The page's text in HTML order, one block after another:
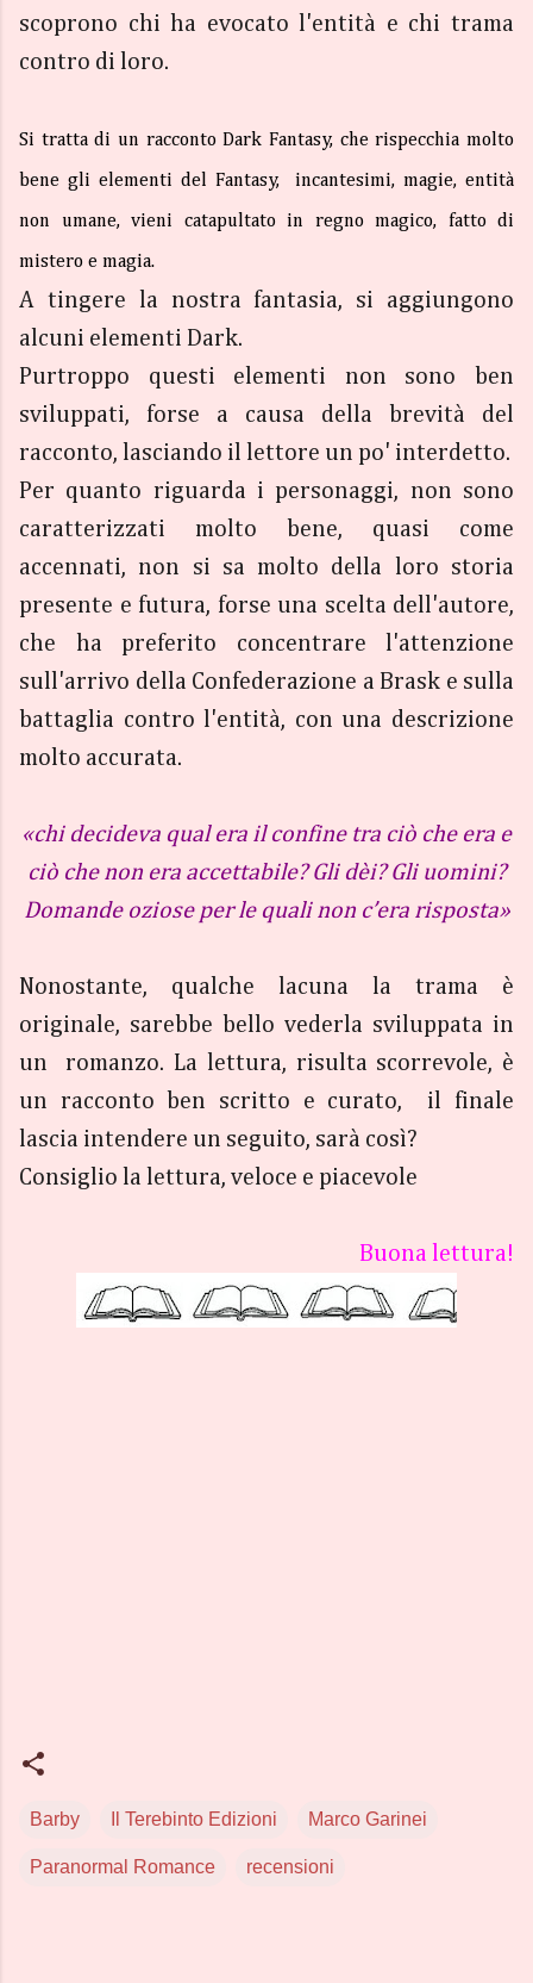
scoprono chi ha evocato l'entità e chi trama
contro di loro.
Si tratta di un racconto Dark Fantasy, che rispecchia molto
bene gli elementi del Fantasy, incantesimi, magie, entità
non umane, vieni catapultato in regno magico, fatto di
mistero e magia.
A tingere la nostra fantasia, si aggiungono
alcuni elementi Dark.
Purtroppo questi elementi non sono ben
sviluppati, forse a causa della brevità del
racconto, lasciando il lettore un po' interdetto.
Per quanto riguarda i personaggi, non sono
caratterizzati molto bene, quasi come
accennati, non si sa molto della loro storia
presente e futura, forse una scelta dell'autore,
che ha preferito concentrare l'attenzione
sull'arrivo della Confederazione a Brask e sulla
battaglia contro l'entità, con una descrizione
molto accurata.
«chi decideva qual era il confine tra ciò che era e
ciò che non era accettabile? Gli dèi? Gli uomini?
Domande oziose per le quali non c’era risposta»
Nonostante, qualche lacuna la trama è
originale, sarebbe bello vederla sviluppata in
un romanzo. La lettura, risulta scorrevole, è
un racconto ben scritto e curato, il finale
lascia intendere un seguito, sarà così?
Consiglio la lettura, veloce e piacevole
Buona lettura!
Barby Il Terebinto Edizioni Marco Garinei
Paranormal Romance recensioni